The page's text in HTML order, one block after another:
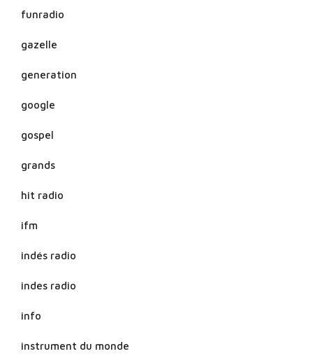
funradio
gazelle
generation
google
gospel
grands
hit radio
ifm
indés radio
indes radio
info
instrument du monde